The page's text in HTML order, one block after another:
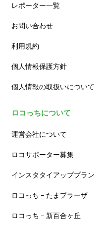
レポーター一覧
お問い合わせ
利用規約
個人情報保護方針
個人情報の取扱いについて
ロコっちについて
運営会社について
ロコサポーター募集
インスタタイアッププラン
ロコっち – たまプラーザ
ロコっち – 新百合ヶ丘